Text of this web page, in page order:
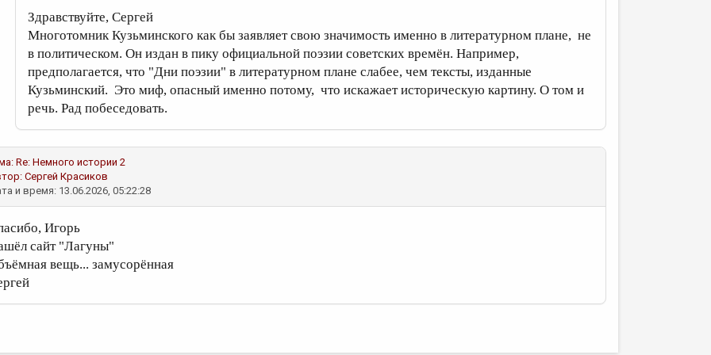
Здравствуйте, Сергей
Многотомник Кузьминского как бы заявляет свою значимость именно в литературном плане, не
в политическом. Он издан в пику официальной поэзии советских времён. Например,
предполагается, что "Дни поэзии" в литературном плане слабее, чем тексты, изданные
Кузьминский. Это миф, опасный именно потому, что искажает историческую картину. О том и
речь. Рад побеседовать.
Re: Немного истории 2
Сергей Красиков
и время: 13.06.2026, 05:22:28
Игорь
сайт "Лагуны"
вещь... замусорённая